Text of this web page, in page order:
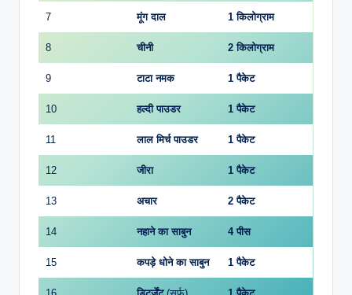
7 मूंग दाल 1 किलोग्राम
8 चीनी 2 किलोग्राम
9 टाटा नमक 1 पैकेट
10 हल्दी पाउडर 1 पैकेट
11 लाल मिर्च पाउडर 1 पैकेट
12 जीरा 1 पैकेट
13 अचार 2 पैकेट
14 नहाने का साबुन 4 पीस
15 कपड़े धोने का साबुन 1 पैकेट
16 डिटर्जेंट(सर्फ) 1 पैकेट